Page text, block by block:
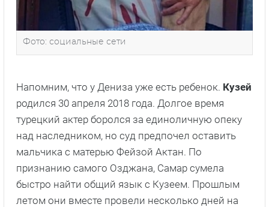
Фото: социальные сети
Напомним, что у Дениза уже есть ребенок. Кузей
родился 30 апреля 2018 года. Долгое время
турецкий актер боролся за единоличную опеку
над наследником, но суд предпочел оставить
мальчика с матерью Фейзой Актан. По
признанию самого Озджана, Самар сумела
быстро найти общий язык с Кузеем. Прошлым
летом они вместе провели несколько дней на